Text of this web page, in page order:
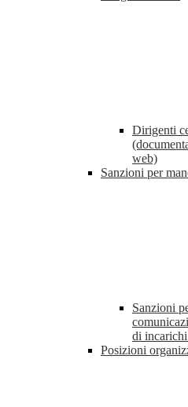
Dirigenti
web)
Sanzioni per
Sanzioni
di
Posizioni